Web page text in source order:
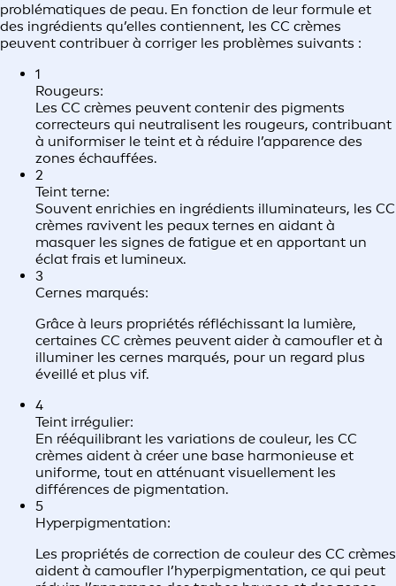
problématiques de peau. En fonction de leur formule et
des ingrédients qu’elles contiennent, les CC crèmes
peuvent contribuer à corriger les problèmes suivants :
1
Rougeurs:
Les CC crèmes peuvent contenir des pigments
correcteurs qui neutralisent les rougeurs, contribuant
à uniformiser le teint et à réduire l’apparence des
zones échauffées.
2
Teint terne:
Souvent enrichies en ingrédients illuminateurs, les CC
crèmes ravivent les peaux ternes en aidant à
masquer les signes de fatigue et en apportant un
éclat frais et lumineux.
3
Cernes marqués:
Grâce à leurs propriétés réfléchissant la lumière,
certaines CC crèmes peuvent aider à camoufler et à
illuminer les cernes marqués, pour un regard plus
éveillé et plus vif.
4
Teint irrégulier:
En rééquilibrant les variations de couleur, les CC
crèmes aident à créer une base harmonieuse et
uniforme, tout en atténuant visuellement les
différences de pigmentation.
5
Hyperpigmentation:
Les propriétés de correction de couleur des CC crèmes
aident à camoufler l’hyperpigmentation, ce qui peut